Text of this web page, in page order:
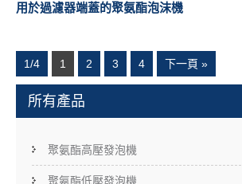
用於過濾器端蓋的聚氨酯泡沫機
1/4 1 2 3 4 下一頁 »
所有產品
聚氨酯高壓發泡機
聚氨酯低壓發泡機